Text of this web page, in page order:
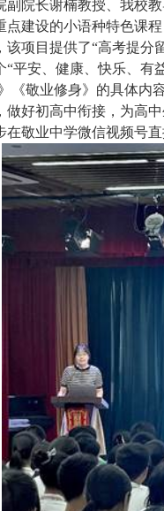
副院长谢楠教授、我校
建设的小语种特色课
项目提供了“高考提分
平安、健康、快乐、
《敬业修身》的具体
好初高中衔接，为高
在敬业中学微信视频号